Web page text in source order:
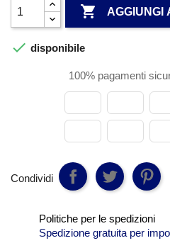
 AGGIUNGI
 disponibile
100% pagamenti
Condividi
Politiche per le spedizioni
Spedizione gratuita per